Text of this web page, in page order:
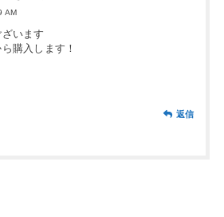
AM
います
購入します！
返信